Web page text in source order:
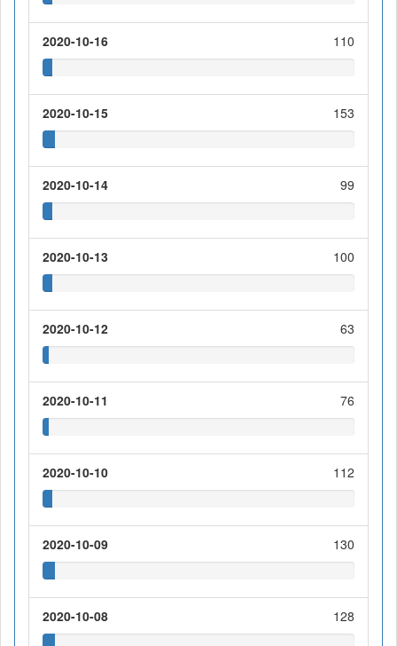
2020-10-16 110
2020-10-15 153
2020-10-14 99
2020-10-13 100
2020-10-12 63
2020-10-11 76
2020-10-10 112
2020-10-09 130
2020-10-08 128